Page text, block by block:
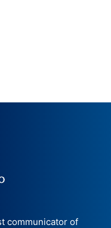
communicator of